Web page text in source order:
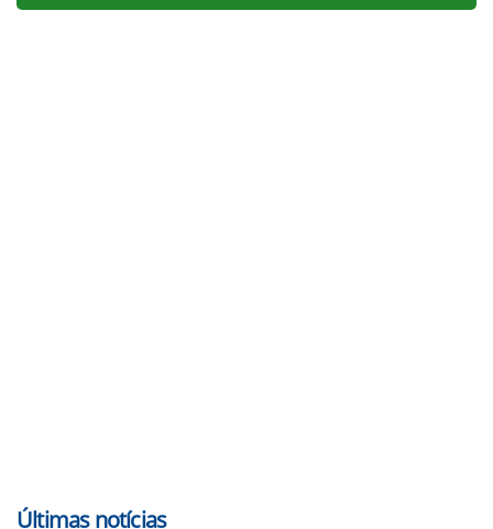
Últimas notícias